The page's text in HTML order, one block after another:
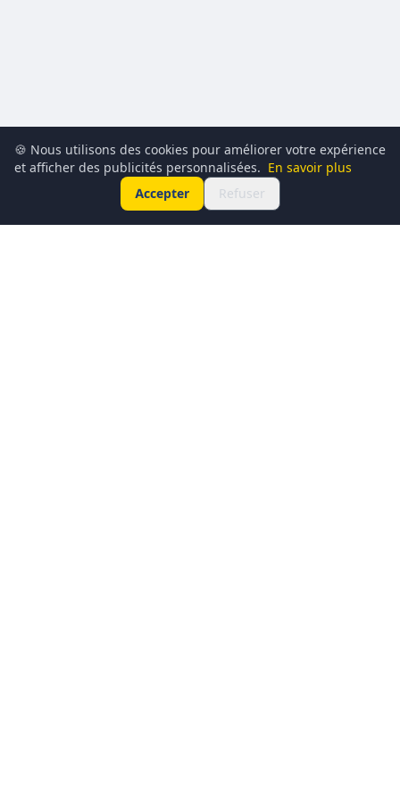
🍪 Nous utilisons des cookies pour améliorer votre expérience
et afficher des publicités personnalisées. En savoir plus
Accepter
Refuser